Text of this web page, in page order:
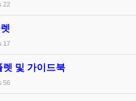
22
17
렛 및 가이드북
56
치북5